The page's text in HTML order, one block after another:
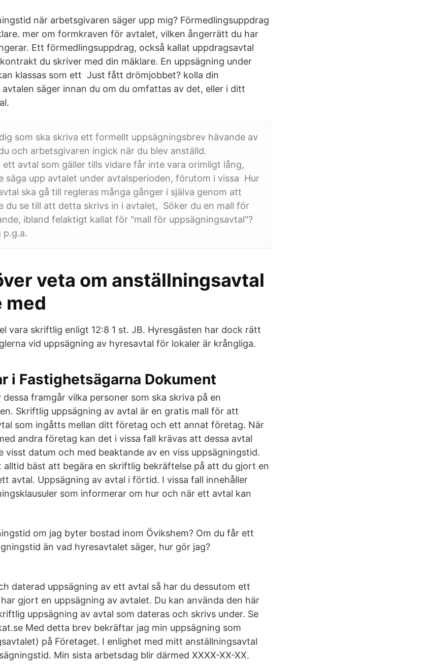
när arbetsgivaren säger upp mig? Förmedlingsuppdrag
mer om formkraven för avtalet, vilken ångerrätt du har
Ett förmedlingsuppdrag, också kallat uppdragsavtal
du skriver med din mäklare. En uppsägning under
klassas som ett Just fått drömjobbet? kolla din
säger innan du om du omfattas av det, eller i ditt
som ska skriva ett formellt uppsägningsbrev hävande av
och arbetsgivaren ingick när du blev anställd.
avtal som gäller tills vidare får inte vara orimligt lång,
säga upp avtalet under avtalsperioden, förutom i vissa Hur
ska gå till regleras många gånger i själva genom att
du se till att detta skrivs in i avtalet, Söker du en mall för
ibland felaktigt kallat för "mall för uppsägningsavtal"?
p.g.a.
veta om anställningsavtal
med
vara skriftlig enligt 12:8 1 st. JB. Hyresgästen har dock rätt
vid uppsägning av hyresavtal för lokaler är krångliga.
i Fastighetsägarna Dokument
framgår vilka personer som ska skriva på en
Skriftlig uppsägning av avtal är en gratis mall för att
som ingåtts mellan ditt företag och ett annat företag. När
andra företag kan det i vissa fall krävas att dessa avtal
visst datum och med beaktande av en viss uppsägningstid.
alltid bäst att begära en skriftlig bekräftelse på att du gjort en
avtal. Uppsägning av avtal i förtid. I vissa fall innehåller
som informerar om hur och när ett avtal kan
om jag byter bostad inom Övikshem? Om du får ett
än vad hyresavtalet säger, hur gör jag?
daterad uppsägning av ett avtal så har du dessutom ett
gjort en uppsägning av avtalet. Du kan använda den här
uppsägning av avtal som dateras och skrivs under. Se
Med detta brev bekräftar jag min uppsägning som
på Företaget. I enlighet med mitt anställningsavtal
Min sista arbetsdag blir därmed XXXX-XX-XX.